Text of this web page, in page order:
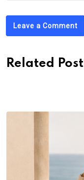
Leave a Comment
Related Post